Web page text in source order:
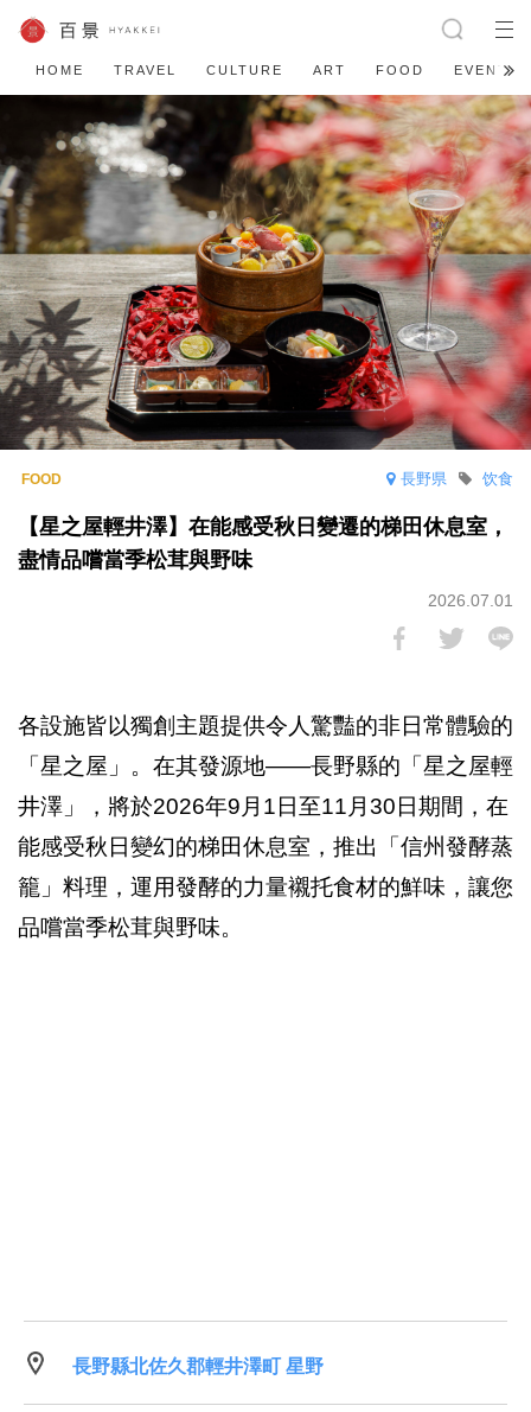
HOME TRAVEL CULTURE ART FOOD EVENT
長野県 饮食
【星之屋輕井澤】在能感受秋日變遷的梯田休息室，
盡情品嚐當季松茸與野味
2026.07.01
各設施皆以獨創主題提供令人驚豔的非日常體驗的
「星之屋」。在其發源地——長野縣的「星之屋輕
井澤」，將於2026年9月1日至11月30日期間，在
能感受秋日變幻的梯田休息室，推出「信州發酵蒸
籠」料理，運用發酵的力量襯托食材的鮮味，讓您
品嚐當季松茸與野味。
長野縣北佐久郡輕井澤町 星野